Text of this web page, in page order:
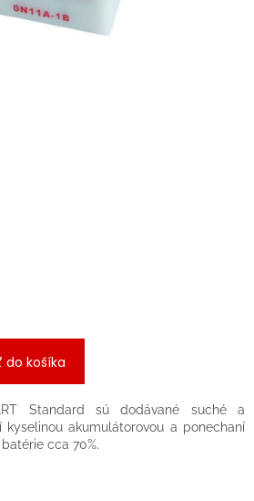
do košíka
Standard sú dodávané suché a
kyselinou akumulátorovou a ponechaní
cca 70%.